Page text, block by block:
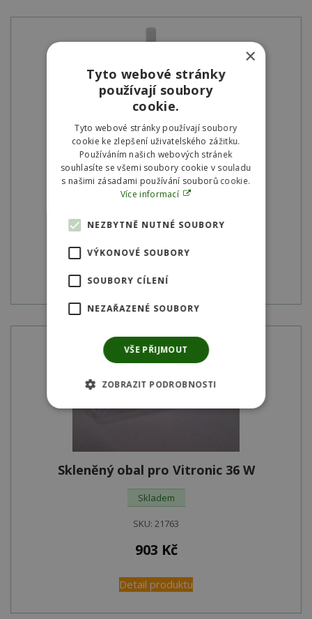
skleněný obal na Bitron C 36
Skladem
Detail produktu
Skleněný obal pro Vitronic 36 W
Skladem
SKU: 21763
903 Kč
Detail produktu
×
Tyto webové stránky
používají soubory
cookie.
Tyto webové stránky používají soubory
cookie ke zlepšení uživatelského zážitku.
Používáním našich webových stránek
souhlasíte se všemi soubory cookie v souladu
s našimi zásadami používání souborů cookie.
Více informací
NEZBYTNĚ NUTNÉ SOUBORY
VÝKONOVÉ SOUBORY
SOUBORY CÍLENÍ
NEZAŘAZENÉ SOUBORY
VŠE PŘIJMOUT
ZOBRAZIT PODROBNOSTI